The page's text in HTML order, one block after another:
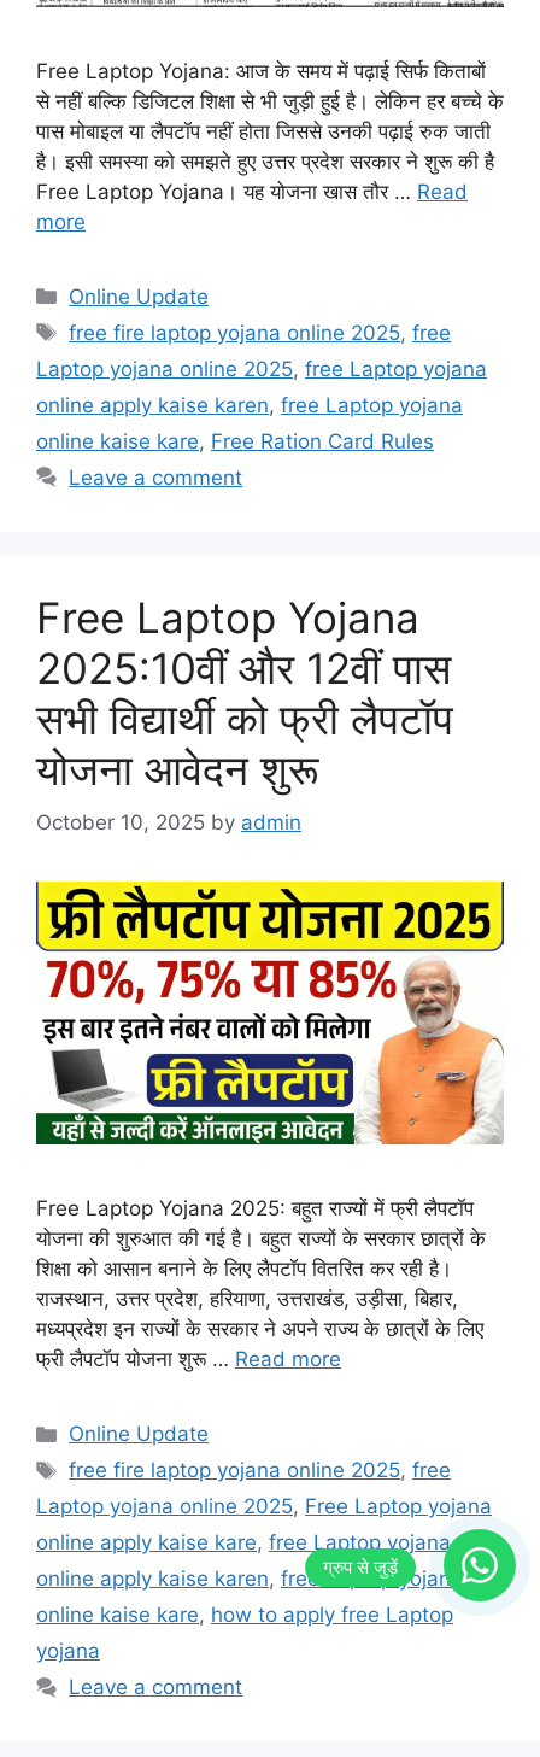
Free Laptop Yojana: आज के समय में पढ़ाई सिर्फ किताबों
से नहीं बल्कि डिजिटल शिक्षा से भी जुड़ी हुई है। लेकिन हर बच्चे के
पास मोबाइल या लैपटॉप नहीं होता जिससे उनकी पढ़ाई रुक जाती
है। इसी समस्या को समझते हुए उत्तर प्रदेश सरकार ने शुरू की है
Free Laptop Yojana। यह योजना खास तौर … Read
more
Categories
Online Update
Tags
free fire laptop yojana online 2025,free
Laptop yojana online 2025, free Laptop yojana
online apply kaise karen, free Laptop yojana
online kaise kare, Free Ration Card Rules
Leave a comment
Free Laptop Yojana
2025:10वीं और 12वीं पास
सभी विद्यार्थी को फ्री लैपटॉप
योजना आवेदन शुरू
October 10, 2025 by admin
Free Laptop Yojana 2025: बहुत राज्यों में फ्री लैपटॉप
योजना की शुरुआत की गई है। बहुत राज्यों के सरकार छात्रों के
शिक्षा को आसान बनाने के लिए लैपटॉप वितरित कर रही है।
राजस्थान, उत्तर प्रदेश, हरियाणा, उत्तराखंड, उड़ीसा, बिहार,
मध्यप्रदेश इन राज्यों के सरकार ने अपने राज्य के छात्रों के लिए
फ्री लैपटॉप योजना शुरू … Read more
Categories
Online Update
Tags
free fire laptop yojana online 2025,free
Laptop yojana online 2025, Free Laptop yojana
online apply kaise kare, free Laptop yojana
online apply kaise karen, free Laptop yojana
online kaise kare, how to apply free Laptop
yojana
Leave a comment